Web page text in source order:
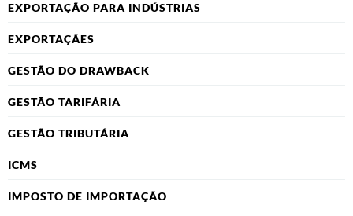
EXPORTAÇÃO PARA INDÚSTRIAS
EXPORTAÇÃES
GESTÃO DO DRAWBACK
GESTÃO TARIFÁRIA
GESTÃO TRIBUTÁRIA
ICMS
IMPOSTO DE IMPORTAÇÃO